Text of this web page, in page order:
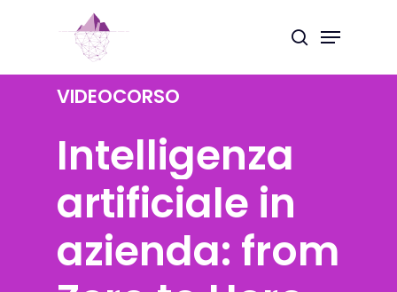
search
Menu
VIDEOCORSO
Intelligenza
artificiale in
azienda: from
Menu